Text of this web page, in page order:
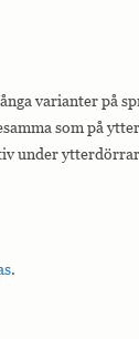
varianter på
som på
under
.